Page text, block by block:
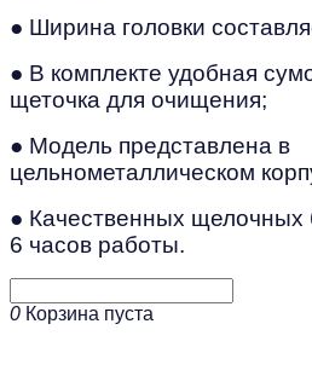
● Ширина головки
● В комплекте удобная
щеточка для очищения;
● Модель представлена в
цельнометаллическом
● Качественных щелочных
6 часов работы.
0 Корзина пуста